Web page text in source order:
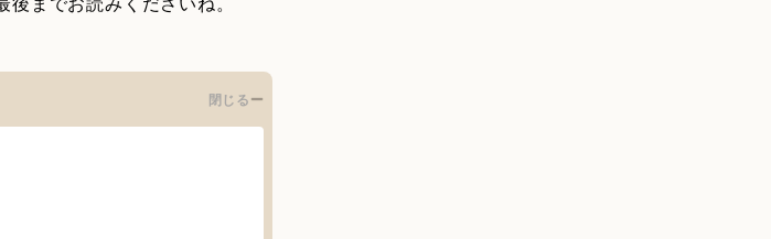
閉じる